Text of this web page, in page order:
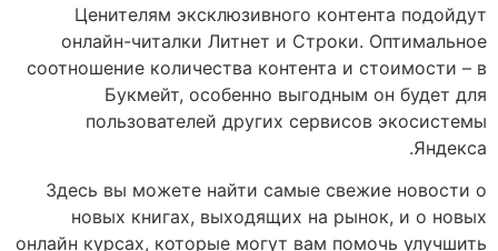
Ценителям эксклюзивного контента подойдут
онлайн-читалки Литнет и Строки. Оптимальное
соотношение количества контента и стоимости – в
Букмейт, особенно выгодным он будет для
пользователей других сервисов экосистемы
Яндекса.
Здесь вы можете найти самые свежие новости о
новых книгах, выходящих на рынок, и о новых
онлайн курсах, которые могут вам помочь улучшить